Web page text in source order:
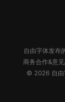
自由字体发布
商务合作&意
© 2026 自